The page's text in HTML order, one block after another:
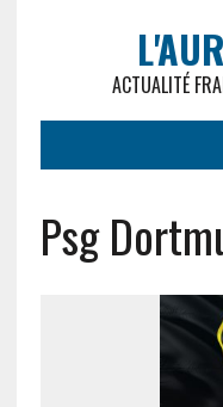
ACTUALITÉ
Psg